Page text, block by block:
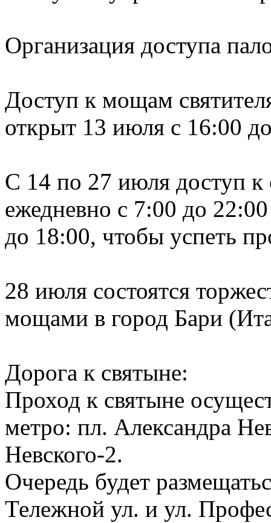
Организация доступа
Доступ к мощам
открыт 13 июля с 16:00
С 14 по 27 июля доступ к
ежедневно с 7:00 до
до 18:00, чтобы успеть
28 июля состоятся
мощами в город Бари
Дорога к святыне:
Проход к святыне
метро: пл. Александра
Невского-2.
Очередь будет
Тележной ул. и ул.